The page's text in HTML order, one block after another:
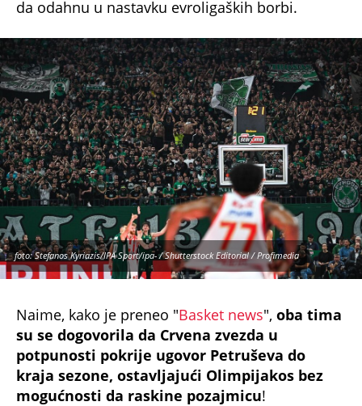
foto: Stefanos Kyriazis/IPA Sport/ipa- / Shutterstock Editorial / Profimedia
su se dogovorila da Crvena zvezda u
potpunosti pokrije ugovor Petruševa do
kraja sezone, ostavljajući Olimpijakos bez
mogućnosti da raskine pozajmicu!